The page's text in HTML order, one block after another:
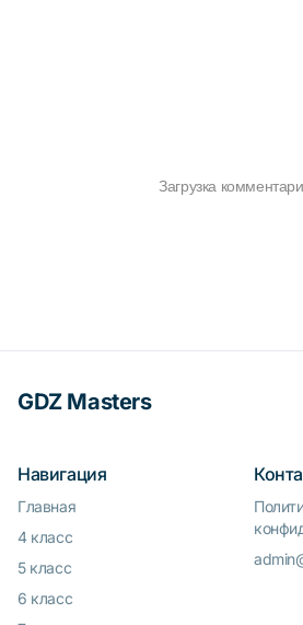
Загрузка
GDZ Masters
Навигация
Главная
4 класс
5 класс
6 класс